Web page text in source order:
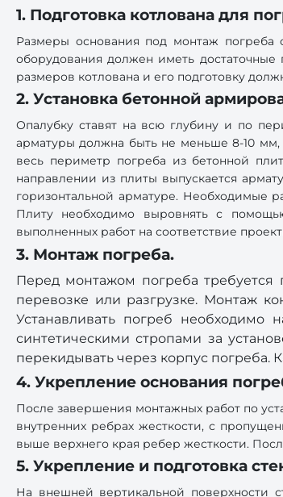
1. Подготовка котлована для
Размеры основания под монтаж
оборудования должен иметь достаточные
размеров котлована и его подготовку
2. Установка бетонной
Опалубку ставят на всю глубину и по
арматуры должна быть не меньше 8-10 мм,
весь периметр погреба из бетонной
направлении из плиты выпускается
горизонтальной арматуре. Необходимые
Плиту необходимо выровнять с
выполненных работ на соответствие
3. Монтаж погреба.
Перед монтажом погреба
перевозке или разгрузке. Монтаж
Устанавливать погреб необходимо
синтетическими стропами за
перекидывать через корпус погреба.
4. Укрепление основания
После завершения монтажных работ по
внутренних ребрах жесткости, с
выше верхнего края ребер жесткости.
5. Укрепление и подготовка
На внешней вертикальной поверхности